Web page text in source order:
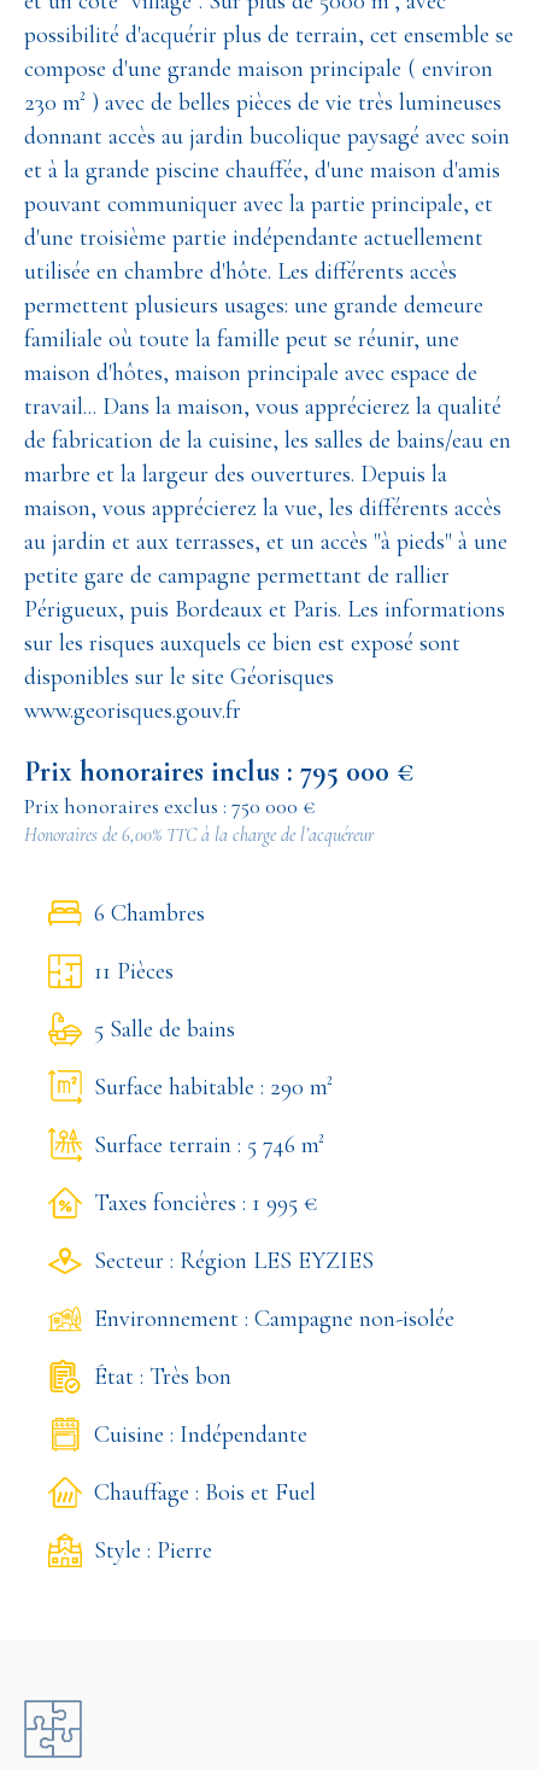
possibilité d'acquérir plus de terrain, cet ensemble se
compose d'une grande maison principale ( environ
230 m² ) avec de belles pièces de vie très lumineuses
donnant accès au jardin bucolique paysagé avec soin
et à la grande piscine chauffée, d'une maison d'amis
pouvant communiquer avec la partie principale, et
d'une troisième partie indépendante actuellement
utilisée en chambre d'hôte. Les différents accès
permettent plusieurs usages: une grande demeure
familiale où toute la famille peut se réunir, une
maison d'hôtes, maison principale avec espace de
travail... Dans la maison, vous apprécierez la qualité
de fabrication de la cuisine, les salles de bains/eau en
marbre et la largeur des ouvertures. Depuis la
maison, vous apprécierez la vue, les différents accès
au jardin et aux terrasses, et un accès "à pieds" à une
petite gare de campagne permettant de rallier
Périgueux, puis Bordeaux et Paris. Les informations
sur les risques auxquels ce bien est exposé sont
disponibles sur le site Géorisques
www.georisques.gouv.fr
Prix honoraires inclus : 795 000 €
Prix honoraires exclus : 750 000 €
Honoraires de 6,00% TTC à la charge de l’acquéreur
6 Chambres
11 Pièces
5 Salle de bains
Surface habitable : 290 m²
Surface terrain : 5 746 m²
Taxes foncières : 1 995 €
Secteur : Région LES EYZIES
Environnement : Campagne non-isolée
État : Très bon
Cuisine : Indépendante
Chauffage : Bois et Fuel
Style : Pierre